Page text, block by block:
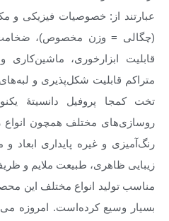
عبارتند از: خصوصیات فیزیکی و
(چگالی = وزن مخصوص)، ضخامت
قابلیت ابزارخوری،
متراکم قابلیت شکل‌پذیری و
تخت کمجا پروفیل دانسیتهٔ
روسازی‌های مختلف همچون
رنگ‌آمیزی و غیره پایداری ابعاد
زیبایی ظاهری، طبیعت ملایم و
مناسب تولید انواع مختلف این
بسیار وسیع کرده‌است. امروزه